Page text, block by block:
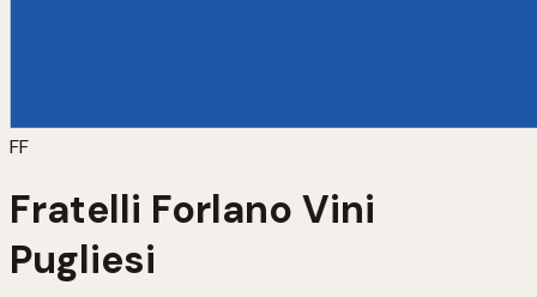
FF
Fratelli Forlano Vini
Pugliesi